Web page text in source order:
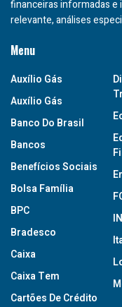
financeiras informadas
relevante, análises
Menu
Auxílio Gás
Auxílio Gás
Banco Do Brasil
Bancos
Benefícios Sociais
Bolsa Família
BPC
Bradesco
Caixa
Caixa Tem
Cartões De Crédito